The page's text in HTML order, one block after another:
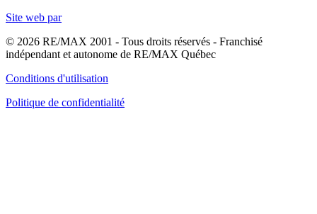
Site web par
© 2026 RE/MAX 2001 - Tous droits réservés - Franchisé
indépendant et autonome de RE/MAX Québec
Conditions d'utilisation
Politique de confidentialité